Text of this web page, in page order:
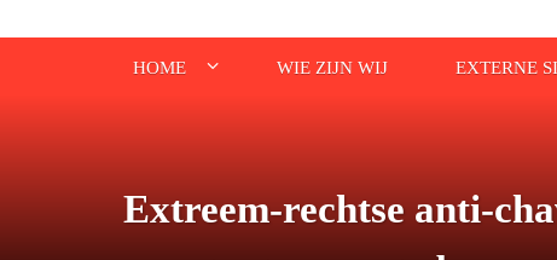
HOME WIE ZIJN WIJ EXTERNE
Extreem-rechtse anti-